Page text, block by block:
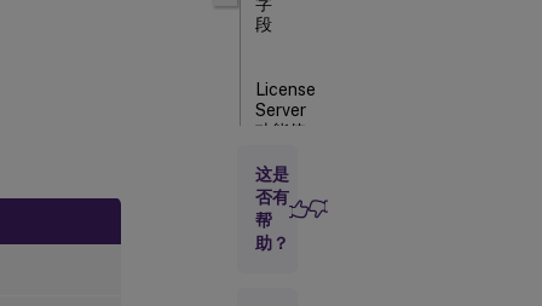
段
License
Server
功能使
许
可
证
这是
否有
帮
助？